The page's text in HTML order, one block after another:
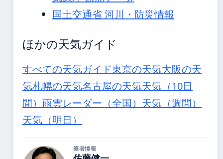
国土交通省 河川・防災情報
ほかの天気ガイド
すべての天気ガイド東京の天気大阪の天
気札幌の天気名古屋の天気天気（10日
間） 雨雲レーダー（全国） 天気（週間）
天気（明日）
筆者情報